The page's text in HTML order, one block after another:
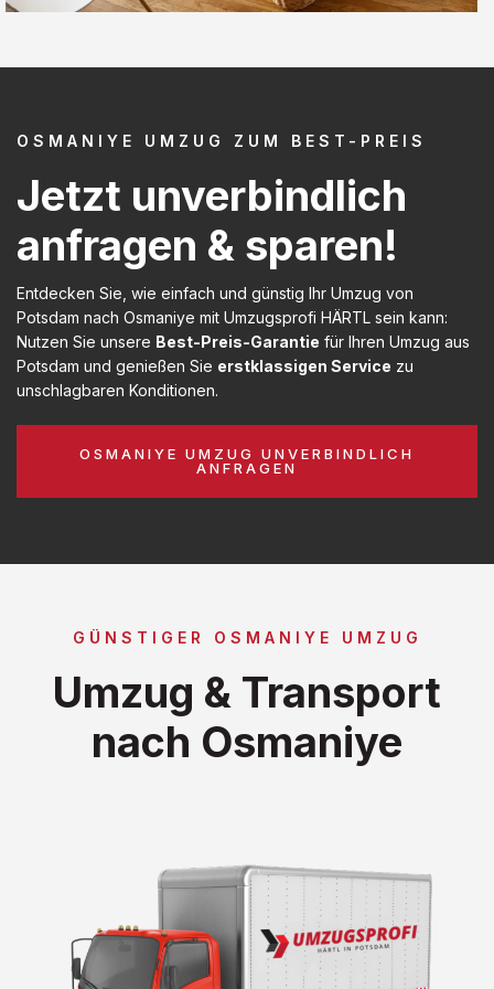
OSMANIYE UMZUG ZUM BEST-PREIS
Jetzt unverbindlich
anfragen & sparen!
Entdecken Sie, wie einfach und günstig Ihr Umzug von
Potsdam nach Osmaniye mit Umzugsprofi HÄRTL sein kann:
Nutzen Sie unsere Best-Preis-Garantie für Ihren Umzug aus
Potsdam und genießen Sie erstklassigen Service zu
unschlagbaren Konditionen.
OSMANIYE UMZUG UNVERBINDLICH
ANFRAGEN
GÜNSTIGER OSMANIYE UMZUG
Umzug & Transport
nach Osmaniye